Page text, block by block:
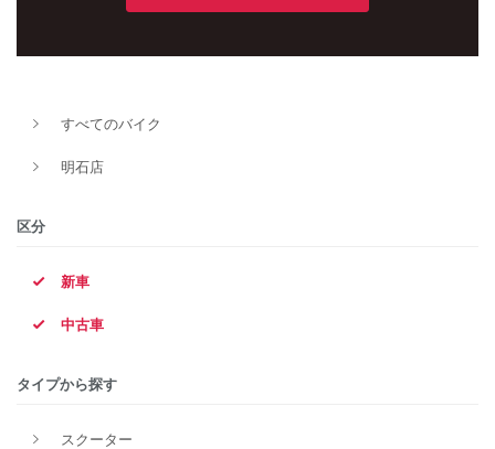
すべてのバイク
明石店
区分
新車
中古車
タイプから探す
スクーター
メーカー
排気量